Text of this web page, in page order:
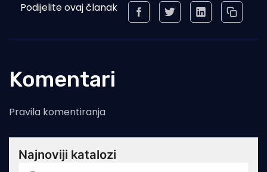
Podijelite ovaj članak
Komentari
Pravila komentiranja